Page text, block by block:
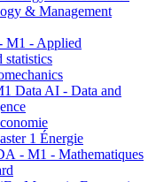
& Management
M1 - Applied
statistics
Data AI - Data and
1 Énergie
- M1 - Mathematiques